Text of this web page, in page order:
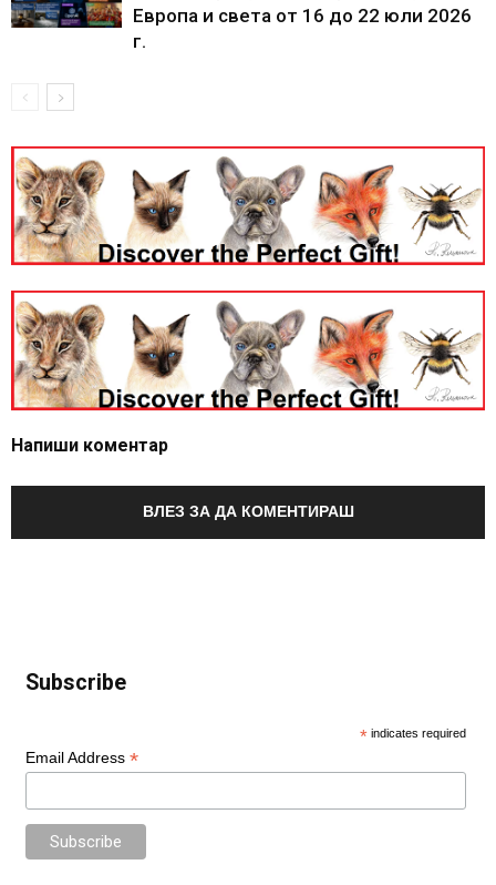
Европа и света от 16 до 22 юли 2026
г.
Напиши коментар
ВЛЕЗ ЗА ДА КОМЕНТИРАШ
Subscribe
* indicates required
Email Address *